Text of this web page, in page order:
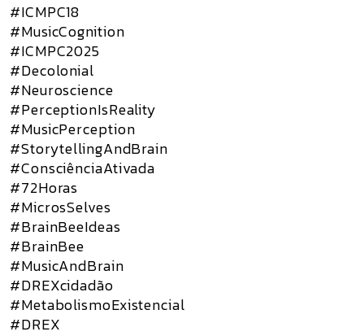
#ICMPC18
#MusicCognition
#ICMPC2025
#Decolonial
#Neuroscience
#PerceptionIsReality
#MusicPerception
#StorytellingAndBrain
#ConsciênciaAtivada
#72Horas
#MicrosSelves
#BrainBeeIdeas
#BrainBee
#MusicAndBrain
#DREXcidadão
#MetabolismoExistencial
#DREX